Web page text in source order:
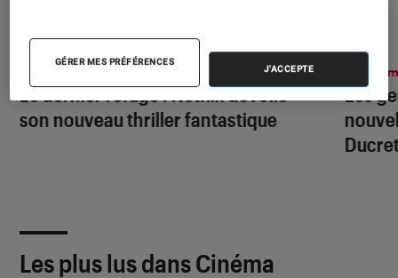
Le dernier refuge: Netflix dévoile
son nouveau thriller fantastique
ACTU
Les
Les plus lus dans Cinéma
GÉRER MES PRÉFÉRENCES
J'ACCEPTE